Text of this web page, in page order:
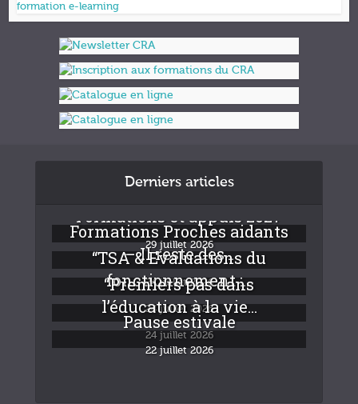
formation e-learning
Derniers articles
Formations et appuis 2027
29 juillet 2026
Formations Proches aidants
– Il reste des...
24 juillet 2026
“TSA & Evaluations du
fonctionnement :...
24 juillet 2026
“Premiers pas dans
l’éducation à la vie...
24 juillet 2026
Pause estivale
22 juillet 2026